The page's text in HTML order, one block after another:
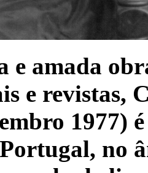
e amada
e revistas,
1977)
no